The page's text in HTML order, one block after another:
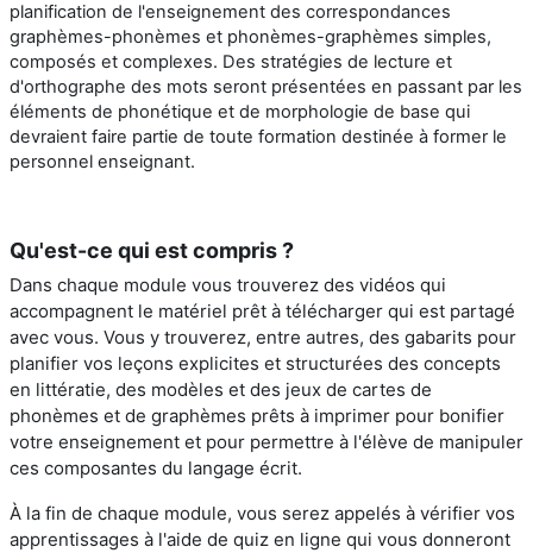
planification de l'enseignement des correspondances
graphèmes-phonèmes et phonèmes-graphèmes simples,
composés et complexes. Des stratégies de lecture et
d'orthographe des mots seront présentées en passant par les
éléments de phonétique et de morphologie de base qui
devraient faire partie de toute formation destinée à former le
personnel enseignant.
Qu'est-ce qui est compris ?
Dans chaque module vous trouverez des vidéos qui
accompagnent le matériel prêt à télécharger qui est partagé
avec vous. Vous y trouverez, entre autres, des gabarits pour
planifier vos leçons explicites et structurées des concepts
en littératie, des modèles et des jeux de cartes de
phonèmes et de graphèmes prêts à imprimer pour bonifier
votre enseignement et pour permettre à l'élève de manipuler
ces composantes du langage écrit.
À la fin de chaque module, vous serez appelés à vérifier vos
apprentissages à l'aide de quiz en ligne qui vous donneront